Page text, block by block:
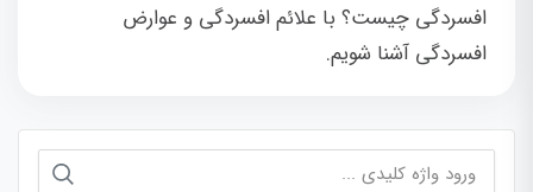
افسردگی چیست؟ با علائم افسردگی و عوارض
افسردگی آشنا شویم.
جستجو